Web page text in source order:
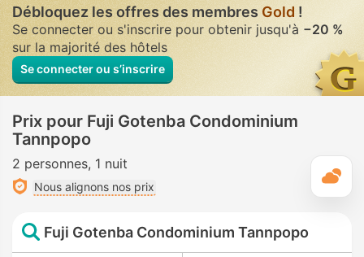
Débloquez les offres des membres Gold !
Se connecter ou s'inscrire pour obtenir jusqu'à −20 %
sur la majorité des hôtels
Se connecter ou s’inscrire
Prix pour Fuji Gotenba Condominium
Tannpopo
2 personnes 1 nuit
Nous alignons nos prix
Fuji Gotenba Condominium Tannpopo